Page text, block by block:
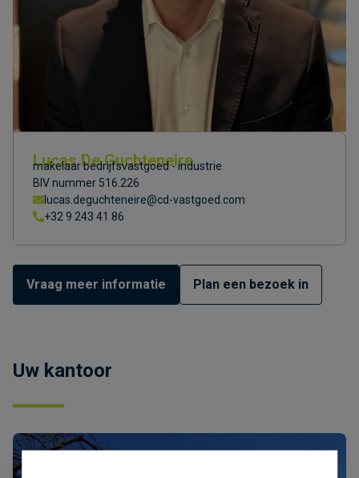
Lucas De Guchteneire
makelaar bedrijfsvastgoed - industrie
BIV nummer 516.226
lucas.deguchteneire@cd-vastgoed.com
+32 9 243 41 86
Vraag meer informatie Plan een bezoek in
Uw kantoor